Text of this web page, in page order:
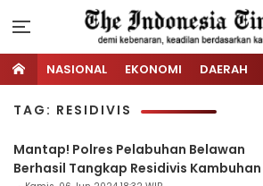
NASIONAL EKONOMI DAERAH
TAG: RESIDIVIS
Mantap! Polres Pelabuhan Belawan
Berhasil Tangkap Residivis Kambuhan